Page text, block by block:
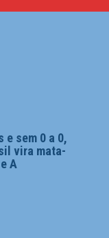
e sem 0 a 0,
vira mata-
A